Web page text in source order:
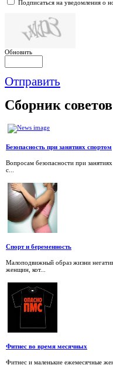
Подписаться на уведомления о
Обновить
Отправить
Сборник
Безопасность при занятиях спортом
Вопросам безопасности при
с...
Спорт и беременность
Малоподвижный образ жизни
женщин, кот...
Фитнес во время месячных
Фитнес и маленькие ежемесячные